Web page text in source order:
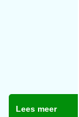
Lees meer